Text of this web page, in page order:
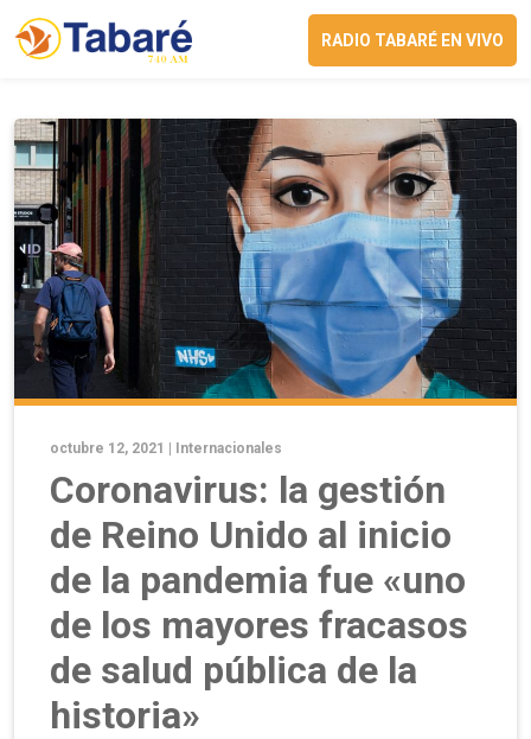
RADIO TABARÉ EN VIVO
octubre 12, 2021 | Internacionales
Coronavirus: la gestión
de Reino Unido al inicio
de la pandemia fue «uno
de los mayores fracasos
de salud pública de la
historia»